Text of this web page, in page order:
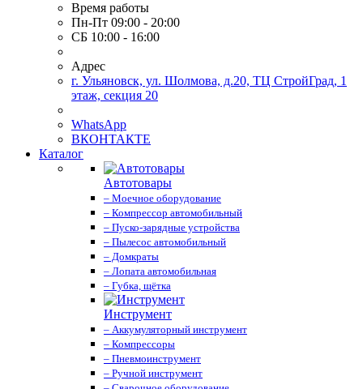
Время работы
Пн-Пт 09:00 - 20:00
СБ 10:00 - 16:00
Адрес
г. Ульяновск, ул. Шолмова, д.20, ТЦ СтройГрад, 1
этаж, секция 20
WhatsApp
ВКОНТАКТЕ
Каталог
Автотовары
– Моечное оборудование
– Компрессор автомобильный
– Пуско-зарядные устройства
– Пылесос автомобильный
– Домкраты
– Лопата автомобильная
– Губка, щётка
Инструмент
– Аккумуляторный инструмент
– Компрессоры
– Пневмоинструмент
– Ручной инструмент